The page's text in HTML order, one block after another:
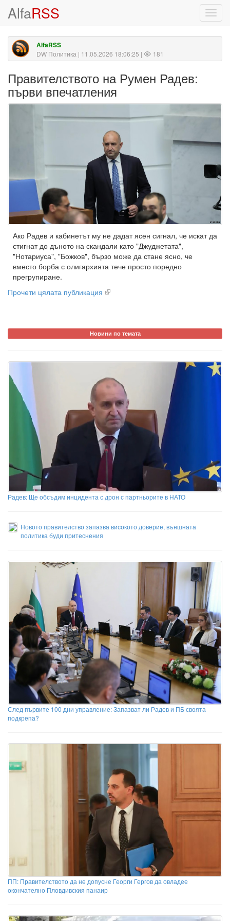
AlfaRSS
AlfaRSS
DW Политика | 11.05.2026 18:06:25 | 181
Правителството на Румен Радев:
първи впечатления
Ако Радев и кабинетът му не дадат ясен сигнал, че искат да
стигнат до дъното на скандали като "Джуджетата",
"Нотариуса", "Божков", бързо може да стане ясно, че
вместо борба с олигархията тече просто поредно
прегрупиране.
Прочети цялата публикация
Новини по темата
Радев: Ще обсъдим инцидента с дрон с партньорите в НАТО
Новото правителство запазва високото доверие, външната
политика буди притеснения
След първите 100 дни управление: Запазват ли Радев и ПБ своята
подкрепа?
ПП: Правителството да не допусне Георги Гергов да овладее
окончателно Пловдивския панаир